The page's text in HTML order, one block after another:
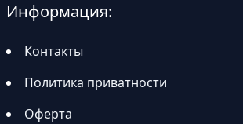
Информация:
Контакты
Политика приватности
Оферта